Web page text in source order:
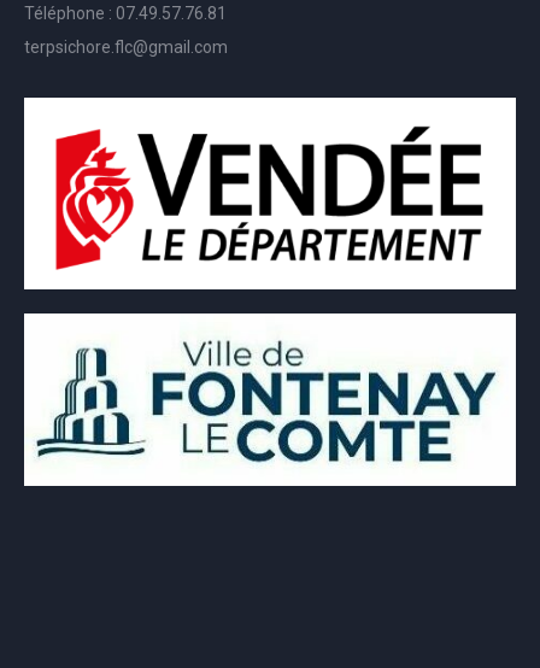
Téléphone : 07.49.57.76.81
terpsichore.flc@gmail.com